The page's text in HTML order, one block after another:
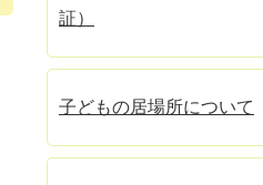
証）
子どもの居場所について